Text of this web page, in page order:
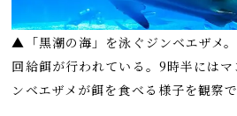
▲「黒潮の海」を泳ぐジンベエザメ
回給餌が行われている。9時半には
ンベエザメが餌を食べる様子を観察で